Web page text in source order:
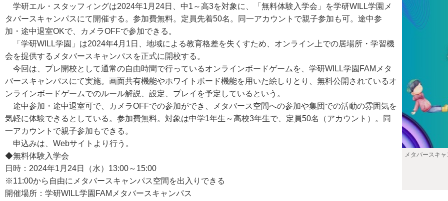
メタバースキ
学研エル・スタッフィングは2024年1月24日、中1～高3を対象に、「無料体験入学会」を学研WILL学園メ
タバースキャンパスにて開催する。参加費無料。定員先着50名。同一アカウントで親子参加も可。途中参
加・途中退室OKで、カメラOFFで参加できる。
「学研WILL学園」は2024年4月1日、地域による教育格差を失くすため、オンライン上での居場所・学習機
会を提供するメタバースキャンパスを正式に開校する。
今回は、プレ開校として通常の自由時間で行っているオンラインボードゲームを、学研WILL学園FAMメタ
バースキャンパスにて実施。画面共有機能やホワイトボード機能を用いた絵しりとり、無料公開されているオ
ンラインボードゲームでのルール解説、設定、プレイを予定しているという。
途中参加・途中退室可で、カメラOFFでの参加ができ、メタバース空間への参加や集団での活動の雰囲気を
気軽に体験できるとしている。参加費無料。対象は中学1年生～高校3年生で、定員50名（アカウント）。同
一アカウントで親子参加もできる。
申込みは、Webサイトより行う。
◆無料体験入学会
日時：2024年1月24日（水）13:00～15:00
※11:00から自由にメタバースキャンパス空間を出入りできる
開催場所：学研WILL学園FAMメタバースキャンパス